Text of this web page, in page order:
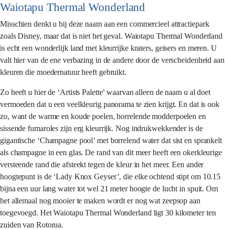
Waiotapu Thermal Wonderland
Misschien denkt u bij deze naam aan een commercieel attractiepark
zoals Disney, maar dat is niet het geval. Waiotapu Thermal Wonderland
is echt een wonderlijk land met kleurrijke kraters, geisers en meren. U
valt hier van de ene verbazing in de andere door de verscheidenheid aan
kleuren die moedernatuur heeft gebruikt.
Zo heeft u hier de ‘Artists Palette’ waarvan alleen de naam u al doet
vermoeden dat u een veelkleurig panorama te zien krijgt. En dat is ook
zo, want de warme en koude poelen, borrelende modderpoelen en
sissende fumaroles zijn erg kleurrijk. Nog indrukwekkender is de
gigantische ‘Champagne pool’ met borrelend water dat sist en sprankelt
als champagne in een glas. De rand van dit meer heeft een okerkleurige
versteende rand die afsteekt tegen de kleur in het meer. Een ander
hoogtepunt is de ‘Lady Knox Geyser’, die elke ochtend stipt om 10.15
bijna een uur lang water tot wel 21 meter hoogte de lucht in spuit. Om
het allemaal nog mooier te maken wordt er nog wat zeepsop aan
toegevoegd. Het Waiotapu Thermal Wonderland ligt 30 kilometer ten
zuiden van Rotorua.